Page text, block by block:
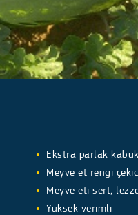
Ekstra parlak
Meyve et rengi çekici
Meyve eti sert,
Yüksek verimli